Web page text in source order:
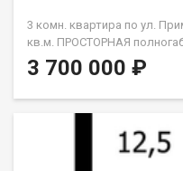
3 комн. квартира по ул.
кв.м. ПРОСТОРНАЯ
Окна пластиковые на две
выполнен кап. ремонт
комфортное для
в пешей доступности
объектом находятся:1
магазинов,1 спортивное
3 700 000 ₽